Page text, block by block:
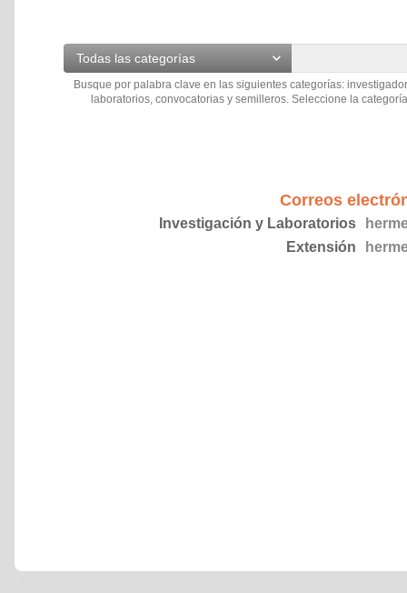
Todas las categorías
Busque por palabra clave en las siguientes categorías:
laboratorios, convocatorias y semilleros. Seleccione la
Correos
Investigación y Laboratorios
Extensión